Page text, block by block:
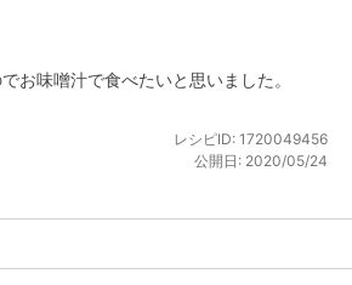
お味噌汁で食べたいと思いました。
レシピID: 1720049456
公開日: 2020/05/24